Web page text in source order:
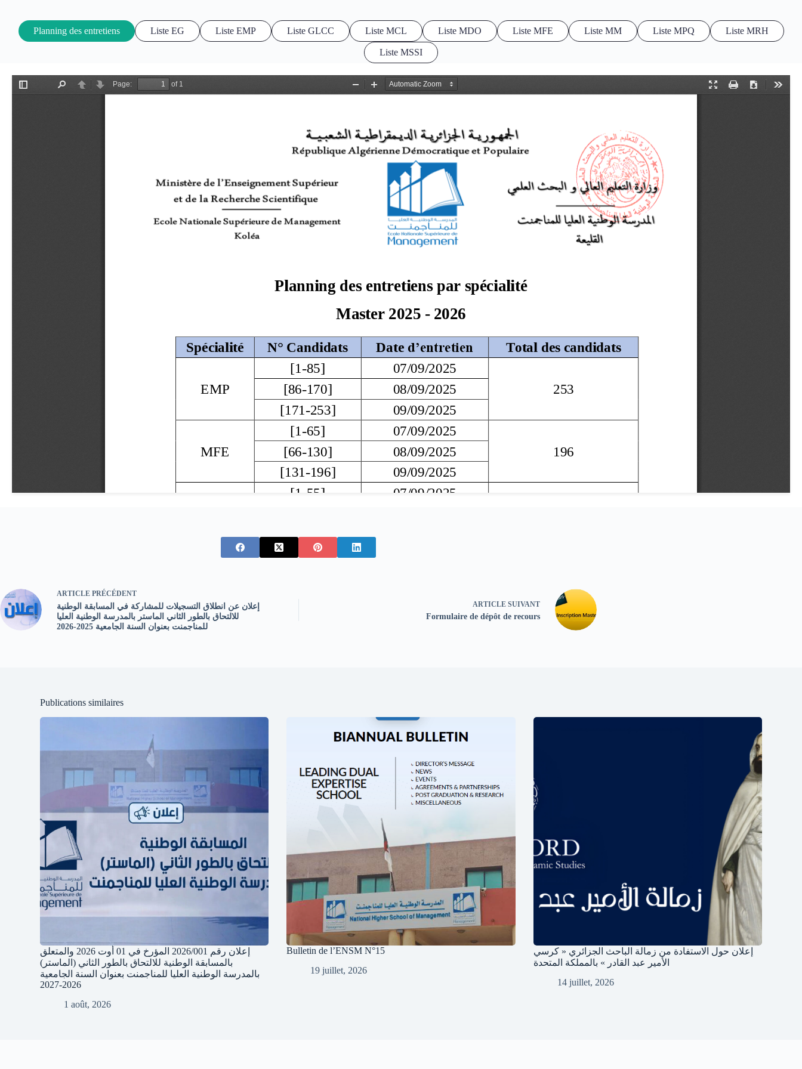
Planning des entretiens Liste EG Liste EMP Liste GLCC Liste MCL Liste MDO Liste MFE Liste MM Liste MPQ Liste MRH
Liste MSSI
ARTICLE PRÉCÉDENT
إعلان عن انطلاق التسجيلات للمشاركة في المسابقة الوطنية
للالتحاق بالطور الثاني الماستر بالمدرسة الوطنية العليا
للمناجمنت بعنوان السنة الجامعية 2025-2026
ARTICLE SUIVANT
Formulaire de dépôt de recours
Publications similaires
إعلان رقم 2026/001 المؤرخ في 01 أوت 2026 والمتعلق
بالمسابقة الوطنية للالتحاق بالطور الثاني (الماستر)
بالمدرسة الوطنية العليا للمناجمنت بعنوان السنة الجامعية
2026-2027
1 août, 2026
Bulletin de l’ENSM N°15
19 juillet, 2026
إعلان حول الاستفادة من زمالة الباحث الجزائري « كرسي
الأمير عبد القادر » بالمملكة المتحدة
14 juillet, 2026